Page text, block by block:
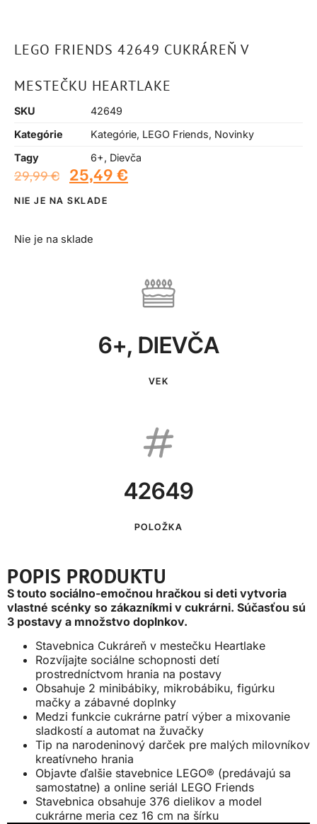
LEGO FRIENDS 42649 CUKRÁREŇ V
MESTEČKU HEARTLAKE
SKU
42649
Kategórie
Kategórie, LEGO Friends, Novinky
Tagy
6+, Dievča
29,99€ 25,49 €
NIE JE NA SKLADE
Nie je na sklade
6+, DIEVČA
VEK
42649
POLOŽKA
POPIS PRODUKTU
S touto sociálno-emočnou hračkou si deti vytvoria
vlastné scénky so zákazníkmi v cukrárni. Súčasťou sú
3 postavy a množstvo doplnkov.
Stavebnica Cukráreň v mestečku Heartlake
Rozvíjajte sociálne schopnosti detí
prostredníctvom hrania na postavy
Obsahuje 2 minibábiky, mikrobábiku, figúrku
mačky a zábavné doplnky
Medzi funkcie cukrárne patrí výber a mixovanie
sladkostí a automat na žuvačky
Tip na narodeninový darček pre malých milovníkov
kreatívneho hrania
Objavte ďalšie stavebnice LEGO® (predávajú sa
samostatne) a online seriál LEGO Friends
Stavebnica obsahuje 376 dielikov a model
cukrárne meria cez 16 cm na šírku